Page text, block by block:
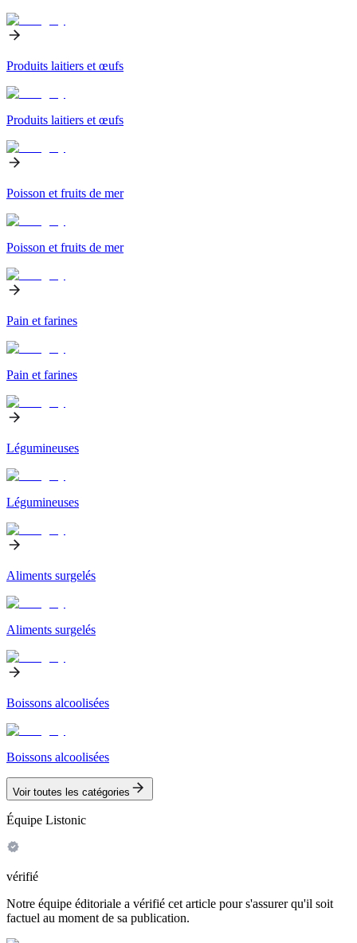
Produits laitiers et œufs
Produits laitiers et œufs
Poisson et fruits de mer
Poisson et fruits de mer
Pain et farines
Pain et farines
Légumineuses
Légumineuses
Aliments surgelés
Aliments surgelés
Boissons alcoolisées
Boissons alcoolisées
Voir toutes les catégories
Équipe Listonic
vérifié
Notre équipe éditoriale a vérifié cet article pour s'assurer qu'il soit
factuel au moment de sa publication.